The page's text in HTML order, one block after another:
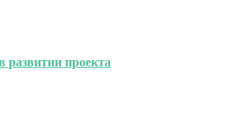
развитии проекта